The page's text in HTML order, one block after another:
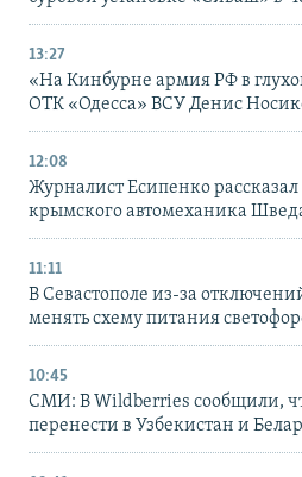
13:27
«На Кинбурне армия РФ в
ОТК «Одесса» ВСУ Денис
12:08
Журналист Есипенко рассказал
крымского автомеханика
11:11
В Севастополе из-за
менять схему питания
10:45
СМИ: В Wildberries сообщили,
перенести в Узбекистан и